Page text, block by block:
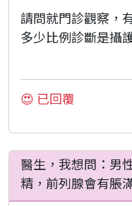
請問就門診觀察，
多少比例診斷是攝
😍 已回覆
醫生，我想問：男
精，前列腺會有脹